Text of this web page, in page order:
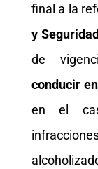
final a la
y
de
conducir
en el